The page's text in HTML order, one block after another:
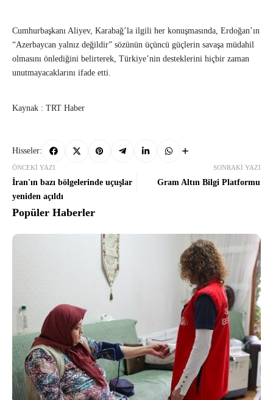
Cumhurbaşkanı Aliyev, Karabağ’la ilgili her konuşmasında, Erdoğan’ın
“Azerbaycan yalnız değildir” sözünün üçüncü güçlerin savaşa müdahil
olmasını önlediğini belirterek, Türkiye’nin desteklerini hiçbir zaman
unutmayacaklarını ifade etti.
Kaynak : TRT Haber
Hisseler:
ÖNCEKI YAZI
İran'ın bazı bölgelerinde uçuşlar
yeniden açıldı
SONRAKI YAZI
Gram Altın Bilgi Platformu
Popüler Haberler